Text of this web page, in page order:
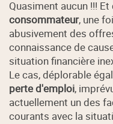
Quasiment aucun !!!
consommateur, une
abusivement des
connaissance de
situation financière
Le cas, déplorable
perte d'emploi,
actuellement un des
courants avec la